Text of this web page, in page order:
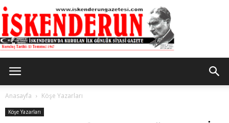
Anasayfa Köşe Yazarları
Köşe Yazarları